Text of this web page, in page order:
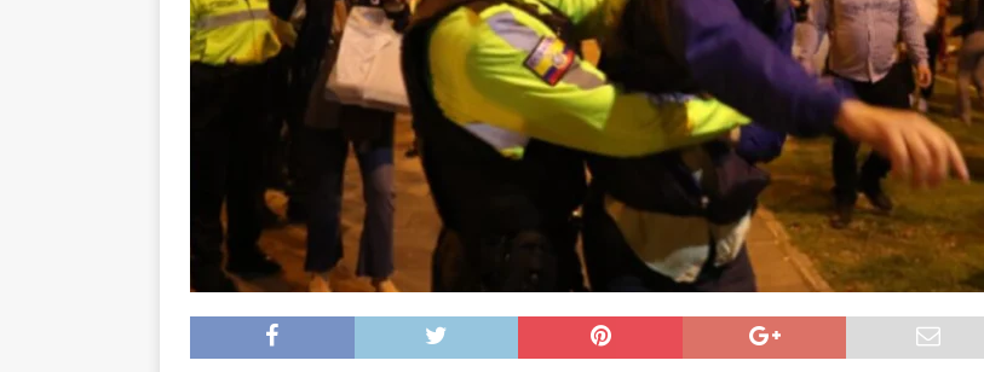
[ 04/08/2026 ] Ministros de la Unión Europea acuerdan reforzar fronteras, retornos y
sistema de alerta temprana tras la crisis en Ceuta
INTERNACIONAL
[ 04/08/2026 ]
Precio del cobre alcanzó un nuevo máximo histórico
NACIONAL
[ 05/08/2026 ] Sueldos millonarios en el Gobierno: 46 funcionarios de
superintendencias ganan igual o más que el presidente Kast
DEPORTES